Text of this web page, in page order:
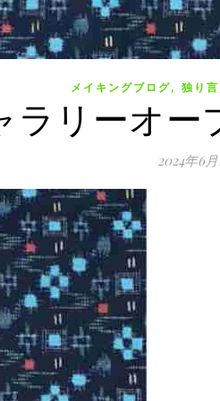
メイキングブログ, 独り言
ラリーオ
2024年6